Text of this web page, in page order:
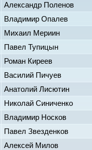
Александр Поленов
Владимир Опалев
Михаил Мериин
Павел Тупицын
Роман Киреев
Василий Пичуев
Анатолий Лисютин
Николай Синиченко
Владимир Носков
Павел Звезденков
Алексей Милов